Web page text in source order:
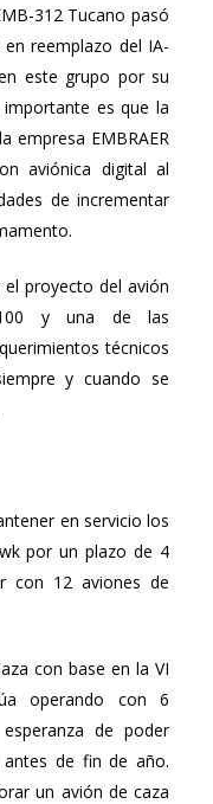
312 Tucano pasó
reemplazo del IA-
este grupo por su
es que la
empresa EMBRAER
aviónica digital al
de incrementar
proyecto del avión
100 y una de las
técnicos
y cuando se
en servicio los
por un plazo de 4
con 12 aviones de
con base en la VI
operando con 6
de poder
antes de fin de año.
un avión de caza